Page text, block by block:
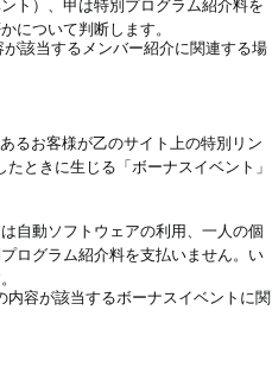
ト）、甲は特別プログラム紹介料を
について判断します。
該当するメンバー紹介に関連する場
るお客様が乙のサイト上の特別リン
ときに生じる「ボーナスイベント」
自動ソフトウェアの利用、一人の個
ログラム紹介料を支払いません。い
容が該当するボーナスイベントに関